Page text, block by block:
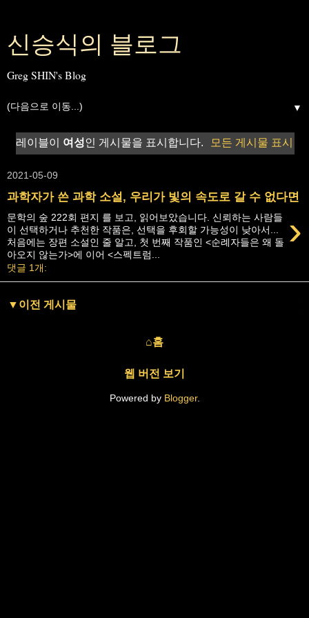
신승식의 블로그
Greg SHIN's Blog
▼
레이블이 여성인 게시물을 표시합니다. 모든 게시물 표시
2021-05-09
과학자가 쓴 과학 소설, 우리가 빛의 속도로 갈 수 없다면
›
문학의 숲 222회 편지 를 보고, 읽어보았습니다. 신뢰하는 사람들
이 선택하거나 추천한 작품은, 선택을 후회할 가능성이 낮아서...
처음에는 장편 소설인 줄 알고, 첫 번째 작품인 <순례자들은 왜 돌
아오지 않는가>에 이어 <스펙트럼...
댓글 1개:
▼이전 게시물
⌂홈
웹 버전 보기
Powered by Blogger.